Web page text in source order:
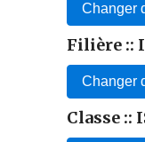
Changer
Filière ::
Changer
Classe ::